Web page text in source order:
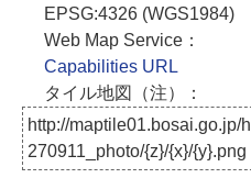
EPSG:4326 (WGS1984)
Web Map Service：
Capabilities URL
タイル地図（注）：
http://maptile01.bosai.go.jp/h
270911_photo/{z}/{x}/{y}.png